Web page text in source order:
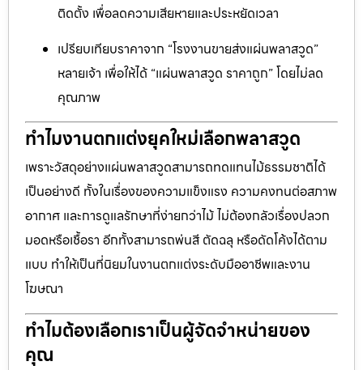
ติดตั้ง เพื่อลดความเสียหายและประหยัดเวลา
เปรียบเทียบราคาจาก “โรงงานขายส่งแผ่นพลาสวูด”
หลายเจ้า เพื่อให้ได้ “แผ่นพลาสวูด ราคาถูก” โดยไม่ลด
คุณภาพ
ทำไมงานตกแต่งยุคใหม่เลือกพลาสวูด
เพราะวัสดุอย่างแผ่นพลาสวูดสามารถทดแทนไม้ธรรมชาติได้
เป็นอย่างดี ทั้งในเรื่องของความแข็งแรง ความคงทนต่อสภาพ
อากาศ และการดูแลรักษาที่ง่ายกว่าไม้ ไม่ต้องกลัวเรื่องปลวก
มอดหรือเชื้อรา อีกทั้งสามารถพ่นสี ตัดฉลุ หรือดัดโค้งได้ตาม
แบบ ทำให้เป็นที่นิยมในงานตกแต่งระดับมืออาชีพและงาน
โฆษณา
ทำไมต้องเลือกเราเป็นผู้จัดจำหน่ายของ
คุณ